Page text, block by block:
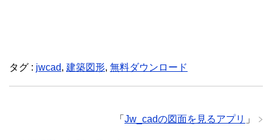
タグ : jwcad, 建築図形, 無料ダウンロード
「 Jw_cadの図面を見るアプリ 」